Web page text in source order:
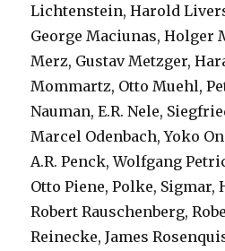
Lichtenstein, Harold
George Maciunas, Holger
Merz, Gustav Metzger,
Mommartz, Otto Muehl,
Nauman, E.R. Nele,
Marcel Odenbach, Yoko
A.R. Penck, Wolfgang
Otto Piene, Polke, Sigmar,
Robert Rauschenberg,
Reinecke, James